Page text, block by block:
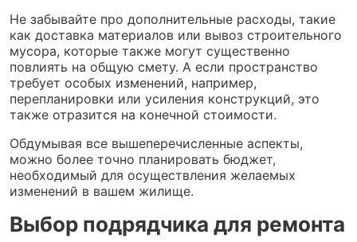
Не забывайте про дополнительные расходы, такие
как доставка материалов или вывоз строительного
мусора, которые также могут существенно
повлиять на общую смету. А если пространство
требует особых изменений, например,
перепланировки или усиления конструкций, это
также отразится на конечной стоимости.
Обдумывая все вышеперечисленные аспекты,
можно более точно планировать бюджет,
необходимый для осуществления желаемых
изменений в вашем жилище.
Выбор подрядчика для ремонта